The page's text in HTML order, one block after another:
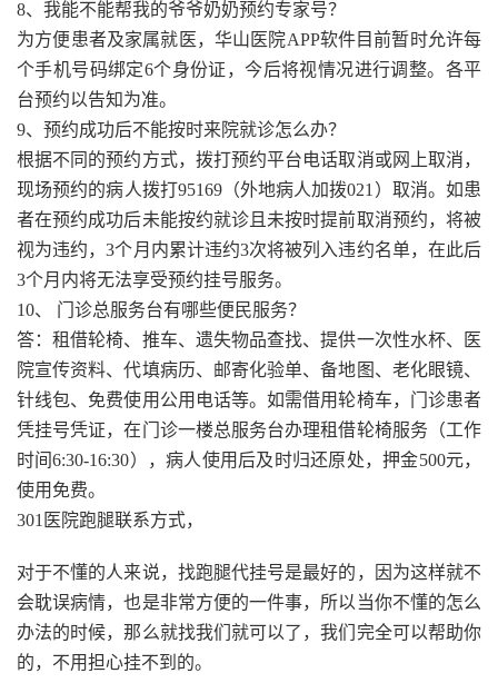
8、我能不能帮我的爷爷奶奶预约专家号？
为方便患者及家属就医，华山医院APP软件目前暂时允许每
个手机号码绑定6个身份证，今后将视情况进行调整。各平
台预约以告知为准。
9、预约成功后不能按时来院就诊怎么办？
根据不同的预约方式，拨打预约平台电话取消或网上取消，
现场预约的病人拨打95169（外地病人加拨021）取消。如患
者在预约成功后未能按约就诊且未按时提前取消预约，将被
视为违约，3个月内累计违约3次将被列入违约名单，在此后
3个月内将无法享受预约挂号服务。
10、 门诊总服务台有哪些便民服务？
答：租借轮椅、推车、遗失物品查找、提供一次性水杯、医
院宣传资料、代填病历、邮寄化验单、备地图、老化眼镜、
针线包、免费使用公用电话等。如需借用轮椅车，门诊患者
凭挂号凭证，在门诊一楼总服务台办理租借轮椅服务（工作
时间6:30-16:30），病人使用后及时归还原处，押金500元，
使用免费。
301医院跑腿联系方式，
对于不懂的人来说，找跑腿代挂号是最好的，因为这样就不
会耽误病情，也是非常方便的一件事，所以当你不懂的怎么
办法的时候，那么就找我们就可以了，我们完全可以帮助你
的，不用担心挂不到的。